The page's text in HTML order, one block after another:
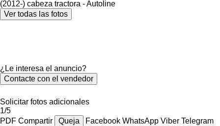
Ver todas las fotos
¿Le interesa el anuncio?
Contacte con el vendedor
Solicitar fotos adicionales
1/5
PDF Compartir Queja Facebook WhatsApp Viber Telegram